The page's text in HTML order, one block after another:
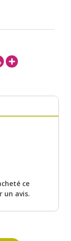
ce
un avis.